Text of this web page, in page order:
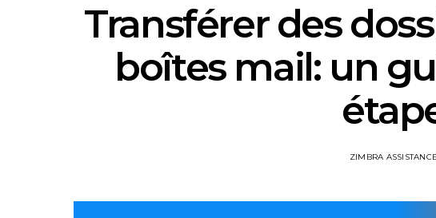
Transférer des
boîtes mail: un
ZIMBRA ASSISTANCE